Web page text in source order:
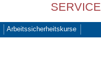
SERVICE
Arbeitssicherheitskurse